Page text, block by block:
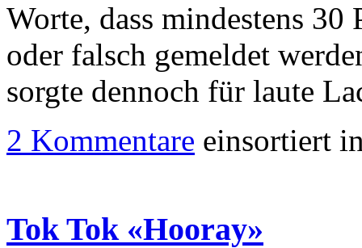
Worte, dass mindestens
oder falsch gemeldet
sorgte dennoch für laute
2 Kommentare einsortiert
Tok Tok «Hooray»